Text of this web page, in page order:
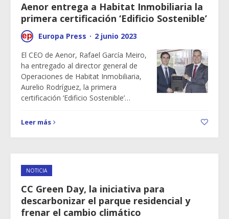
Aenor entrega a Habitat Inmobiliaria la
primera certificación ‘Edificio Sostenible’
Europa Press · 2 junio 2023
El CEO de Aenor, Rafael García Meiro,
ha entregado al director general de
Operaciones de Habitat Inmobiliaria,
Aurelio Rodríguez, la primera
certificación ‘Edificio Sostenible’…
Leer más
NOTICIA
CC Green Day, la iniciativa para
descarbonizar el parque residencial y
frenar el cambio climático